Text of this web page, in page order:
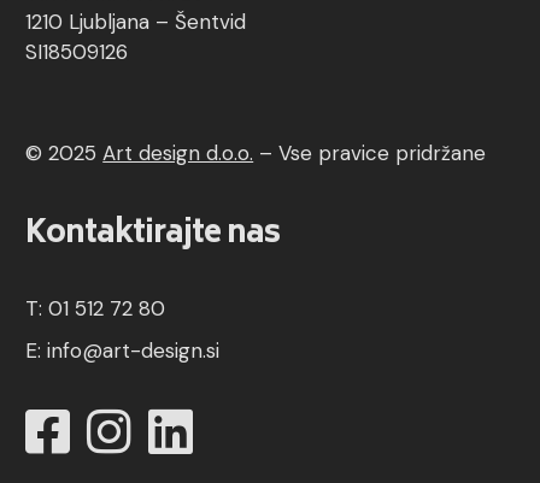
1210 Ljubljana – Šentvid
SI18509126
© 2025 Art design d.o.o. – Vse pravice pridržane
Kontaktirajte nas
T: 01 512 72 80
E:info@art-design.si